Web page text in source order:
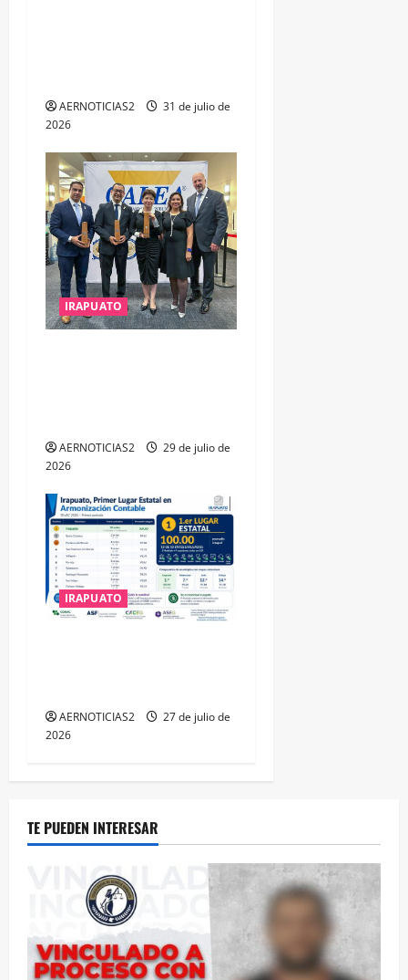
AERNOTICIAS2
31 de julio de
2026
IRAPUATO
AERNOTICIAS2
29 de julio de
2026
IRAPUATO
AERNOTICIAS2
27 de julio de
2026
TE PUEDEN INTERESAR